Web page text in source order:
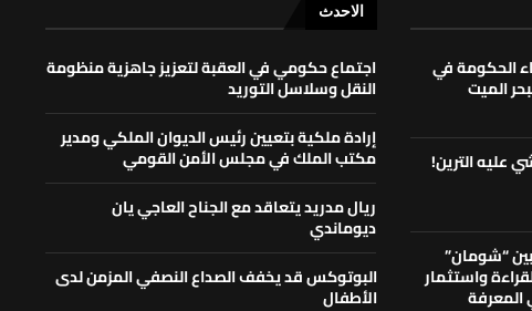
الحكومة في
الميت
عليه الترين!
“شومان”
واستثمار
المعرفة
الاحدث
اجتماع حكومي في العقبة لتعزيز جاهزية منظومة
النقل وسلاسل التوريد
إرادة ملكية بتعيين رئيس الديوان الملكي ومدير
مكتب الملك في مجلس الأمن القومي
ريال مدريد يتعاقد مع الجناح العاجي يان
ديوماندي
البوتوكس قد يخفف الصداع النصفي المزمن لدى
الأطفال